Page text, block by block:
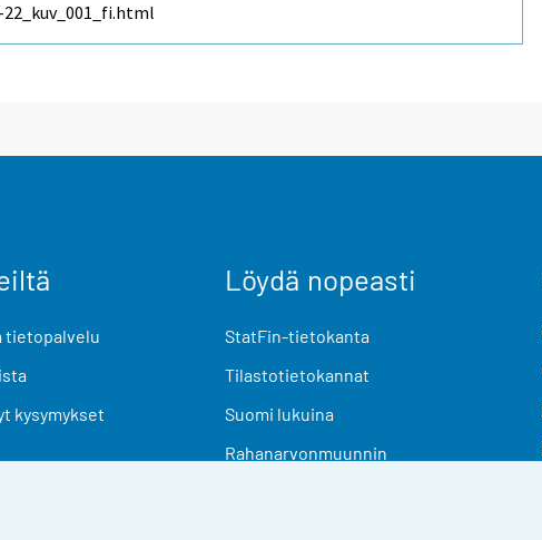
22_kuv_001_fi.html
tietopalvelu
kysymykset
Löydä nopeasti
StatFin-tietokanta
Tilastotietokannat
Suomi lukuina
Rahanarvonmuunnin